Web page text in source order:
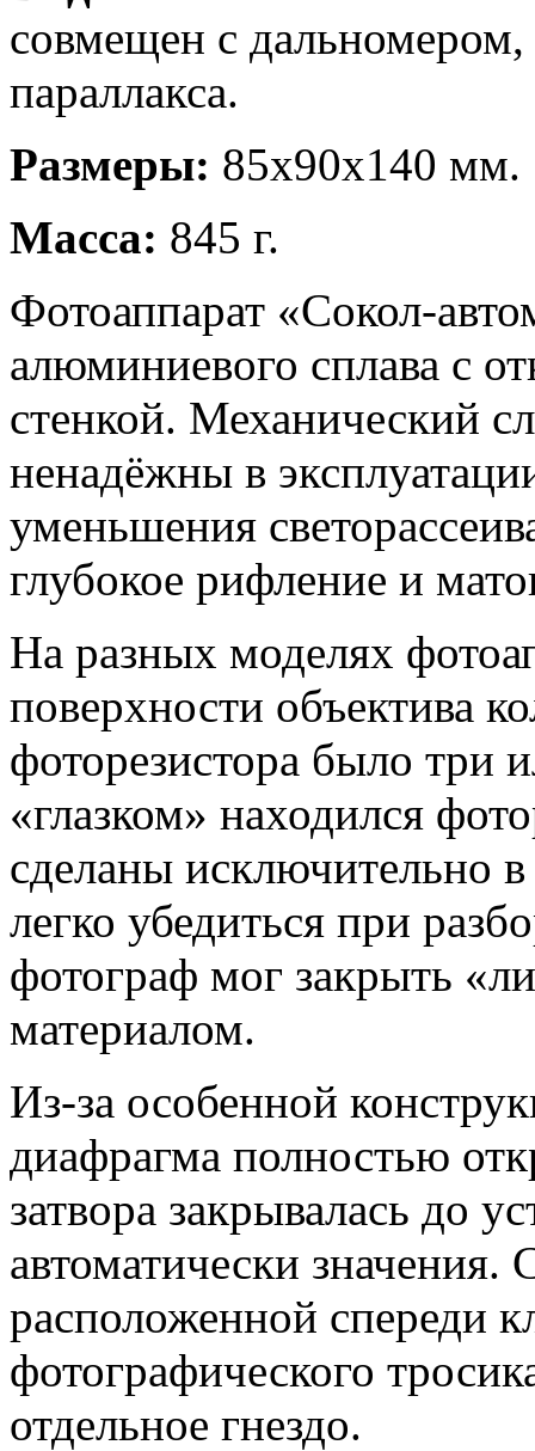
совмещен с дальномером,
параллакса.
Размеры: 85x90x140 мм.
Масса: 845 г.
Фотоаппарат «Сокол-
алюминиевого сплава с
стенкой. Механический
ненадёжны в
уменьшения
глубокое рифление и
На разных моделях
поверхности объектива
фоторезистора было три
«глазком» находился
сделаны исключительно
легко убедиться при
фотограф мог закрыть
материалом.
Из-за особенной
диафрагма полностью
затвора закрывалась до
автоматически значения.
расположенной спереди
фотографического
отдельное гнездо.